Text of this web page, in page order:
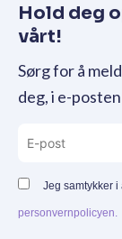
Hold deg
vårt!
Sørg for å
deg, i e-
Jeg samtykker i
personvernpolicyen.